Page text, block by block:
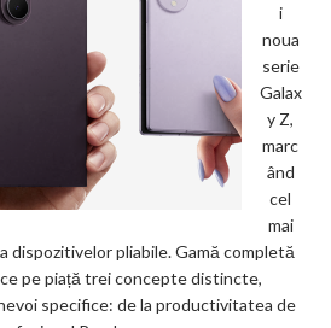
i
noua
serie
Galax
y Z,
marc
ând
cel
mai
dispozitivelor pliabile. Gamă completă
pe piață trei concepte distincte,
specifice: de la productivitatea de